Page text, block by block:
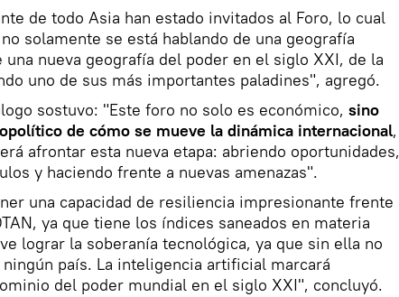
de todo Asia han estado invitados al Foro, lo cual
solamente se está hablando de una geografía
una nueva geografía del poder en el siglo XXI, de la
uno de sus más importantes paladines", agregó.
sostuvo: "Este foro no solo es económico, sino
de cómo se mueve la dinámica internacional,
afrontar esta nueva etapa: abriendo oportunidades,
y haciendo frente a nuevas amenazas".
una capacidad de resiliencia impresionante frente
ya que tiene los índices saneados en materia
lograr la soberanía tecnológica, ya que sin ella no
país. La inteligencia artificial marcará
del poder mundial en el siglo XXI", concluyó.